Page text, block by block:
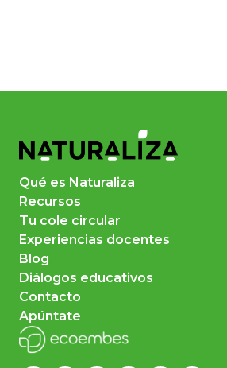
Qué es Naturaliza
Recursos
Tu cole circular
Experiencias docentes
Blog
Diálogos educativos
Contacto
Apúntate